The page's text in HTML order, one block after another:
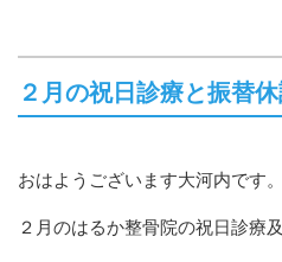
２月の祝日診療と振替
おはようございます大河内です。
２月のはるか整骨院の祝日診療